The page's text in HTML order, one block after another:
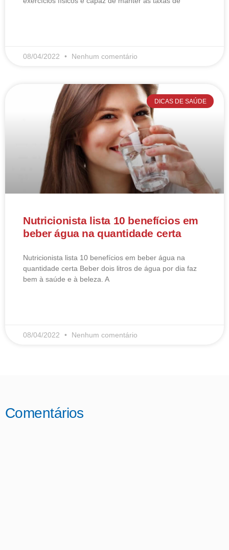
08/04/2022 Nenhum comentário
DICAS DE SAÚDE
Nutricionista lista 10 benefícios em
beber água na quantidade certa
Nutricionista lista 10 benefícios em beber água na
quantidade certa Beber dois litros de água por dia faz
bem à saúde e à beleza. A
08/04/2022 Nenhum comentário
Comentários